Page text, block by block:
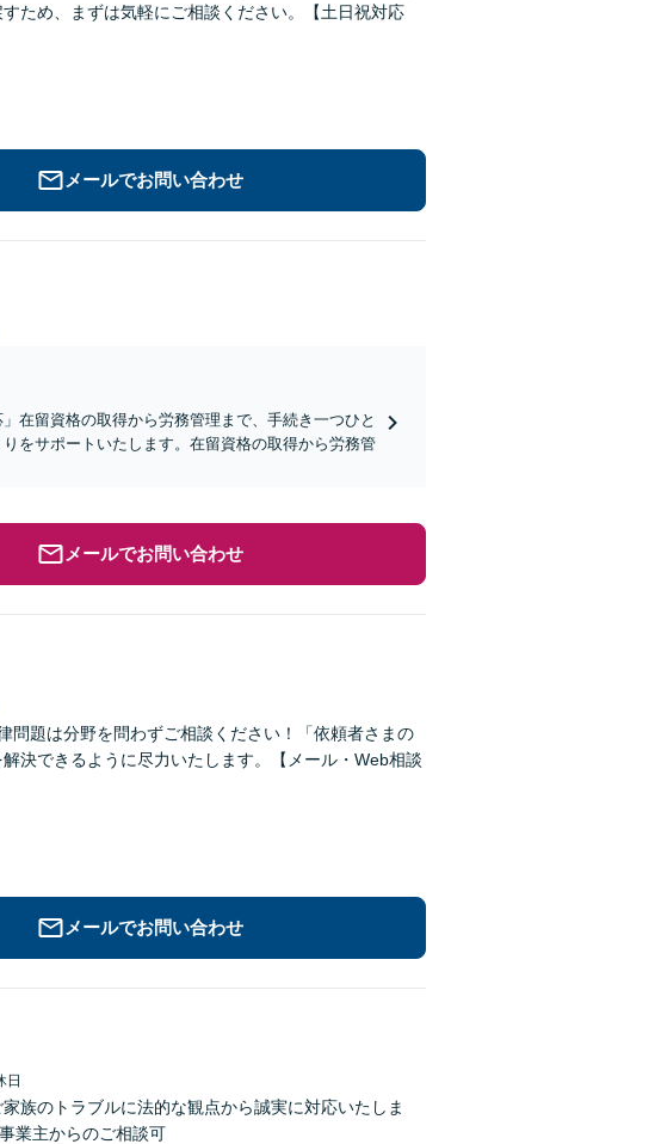
ため、まずは気軽にご相談ください。【土日祝対応
メールでお問い合わせ
在留資格の取得から労務管理まで、手続き一つひと
をサポートいたします。在留資格の取得から労務管
メールでお問い合わせ
問題は分野を問わずご相談ください！「依頼者さまの
決できるように尽力いたします。【メール・Web相談
メールでお問い合わせ
日
族のトラブルに法的な観点から誠実に対応いたしま
業主からのご相談可